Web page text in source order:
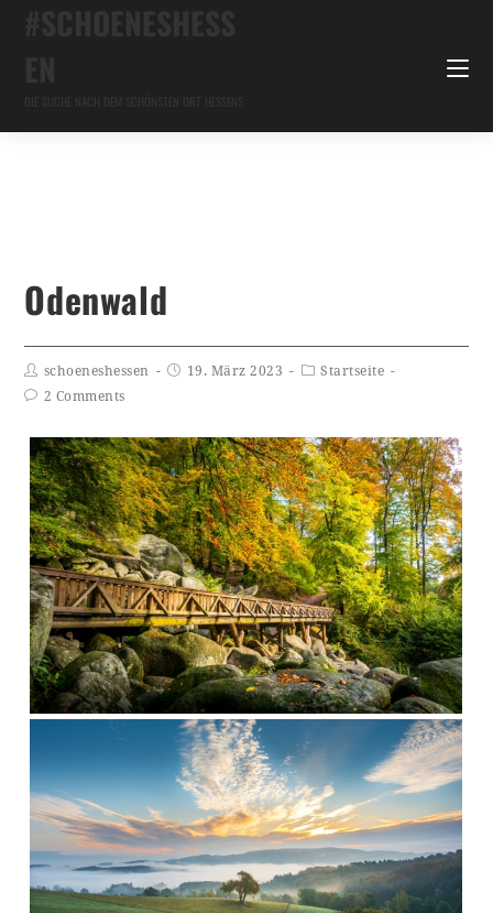
Odenwald
schoeneshessen 19. März 2023
Startseite
2 Comments